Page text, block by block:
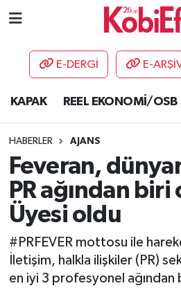
E-DERGİ E-
KAPAK REEL EKONOMİ/OSB
HABERLER AJANS
Feveran,
PR ağından biri
Üyesi oldu
#PRFEVER mottosu ile
İletişim, halkla ilişkiler (PR)
en iyi 3 profesyonel ağından
AKADEMİ
DESTEK-TEŞVİK
GÜNCEL
KAPAK